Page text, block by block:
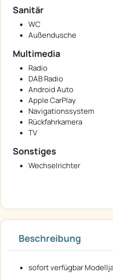
Sanitär
WC
Außendusche
Multimedia
Radio
DAB Radio
Android Auto
Apple CarPlay
Navigationssystem
Rückfahrkamera
TV
Sonstiges
Wechselrichter
Beschreibung
sofort verfügbar